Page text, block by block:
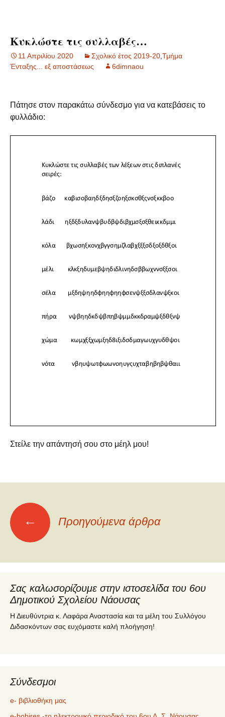
Κυκλώστε τις συλλαβές…
11 Απριλίου 2020 Σχολικό έτος 2019-20 Τμήμα
Ένταξης... εξ αποστάσεως
6dimnaou
Πάτησε στον παρακάτω σύνδεσμο για να κατεβάσεις το
φυλλάδιο:
Στείλε την απάντησή σου στο μέηλ μου!
Πλοήγηση
άρθρων
← Προηγούμενα άρθρα
Σας καλωσορίζουμε στην ιστοσελίδα του 6ου
Δημοτικού Σχολείου Νάουσας
Η Διευθύντρια κ. Λαφάρα Αναστασία και τα μέλη του Συλλόγου
Διδασκόντων σας ευχόμαστε καλή πλοήγηση!
Σύνδεσμοι
e- βιβλιοθήκη μας